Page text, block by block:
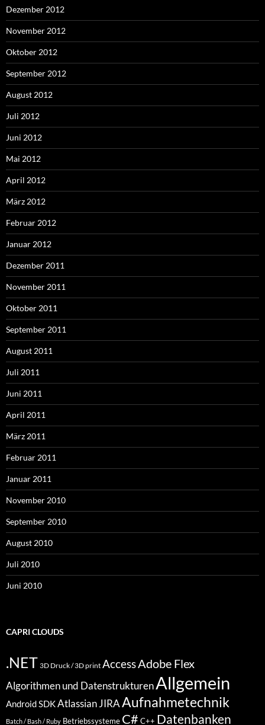
Dezember 2012
November 2012
Oktober 2012
September 2012
August 2012
Juli 2012
Juni 2012
Mai 2012
April 2012
März 2012
Februar 2012
Januar 2012
Dezember 2011
November 2011
Oktober 2011
September 2011
August 2011
Juli 2011
Juni 2011
April 2011
März 2011
Februar 2011
Januar 2011
November 2010
September 2010
August 2010
Juli 2010
Juni 2010
CAPRI CLOUDS
.NET 3D Druck / 3D print AccessAdobe Flex
Algorithmen und DatenstrukturenAllgemein
Android SDKAtlassian JIRAAufnahmetechnik
Batch / Bash / Ruby Betriebssysteme C# C++ Datenbanken